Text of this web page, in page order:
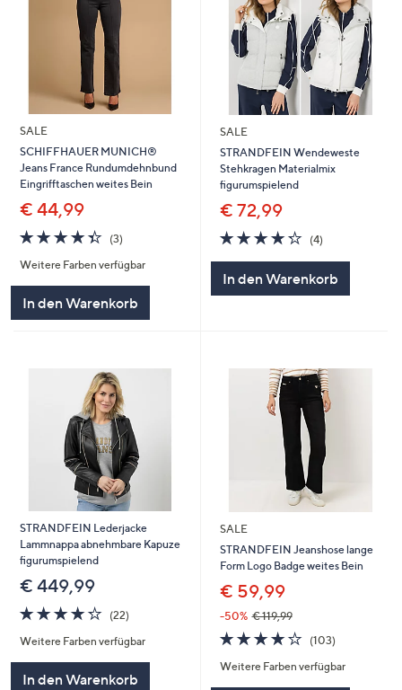
SALE
SCHIFFHAUER MUNICH®
Jeans France Rundumdehnbund
Eingrifftaschen weites Bein
€ 44,99
4.3
von
5
(3)3
Weitere Farben verfügbar
In den Warenkorb
SALE
STRANDFEIN Wendeweste
Stehkragen Materialmix
figurumspielend
€ 72,99
4.2
von
(4)
In den Warenkorb
STRANDFEIN Lederjacke
Lammnappa abnehmbare Kapuze
figurumspielend
€ 449,99
4.2
von
5
(22)22
Weitere Farben verfügbar
In den Warenkorb
SALE
STRANDFEIN Jeanshose lange
Form Logo Badge weites Bein
€ 59,99
-50% € 119,99
4.2
von
5
(103)103
Weitere Farben verfügbar